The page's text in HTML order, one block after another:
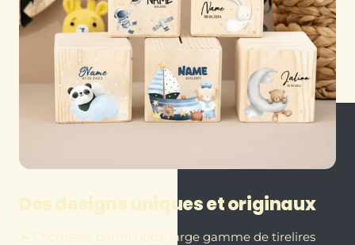
Des designs uniques et originaux
➤ Choisissez parmi notre large gamme de tirelires